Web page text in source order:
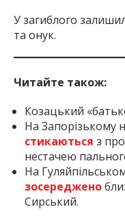
У загиблого
та онук.
Читайте також:
Козацький
На Запорізькому
стикаються з
нестачею
На
зосереджено
Сирський.